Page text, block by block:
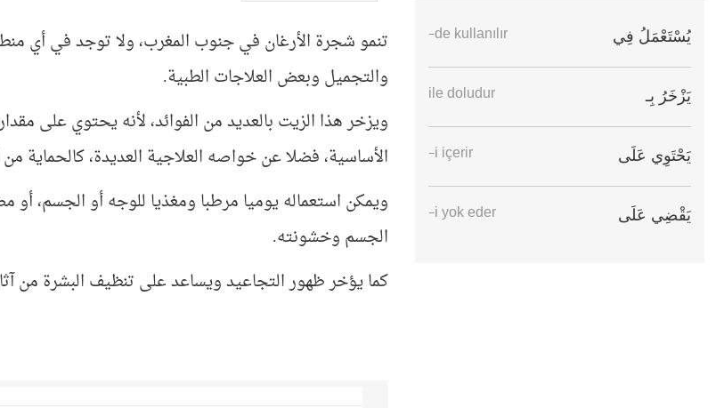
تنمو شجرة الأرغان في جنوب المغرب، ولا توجد في أي
والتجميل وبعض العلاجات الطبية.
ويزخر هذا الزيت بالعديد من الفوائد، لأنه يحتوي على
الأساسية، فضلا عن خواصه العلاجية العديدة، كالحماية
ويمكن استعماله يوميا مرطبا ومغذيا للوجه أو الجسم،
الجسم وخشونته.
كما يؤخر ظهور التجاعيد ويساعد على تنظيف البشرة من
يُسْتَعْمَلُ فِي -de kullanılır
يَزْخَرُ بِـ ile doludur
يَحْتَوِي عَلَى -i içerir
يَقْضِي عَلَى -i yok eder